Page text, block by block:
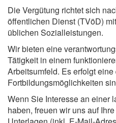
Die Vergütung richtet sich
öffentlichen Dienst (TVöD)
üblichen Sozialleistungen.
Wir bieten eine
Tätigkeit in einem
Arbeitsumfeld. Es erfolgt
Fortbildungsmöglichkeiten
Wenn Sie Interesse an einer
haben, freuen wir uns auf